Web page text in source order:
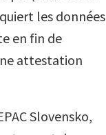
les données
en fin de
attestation
Slovensko,